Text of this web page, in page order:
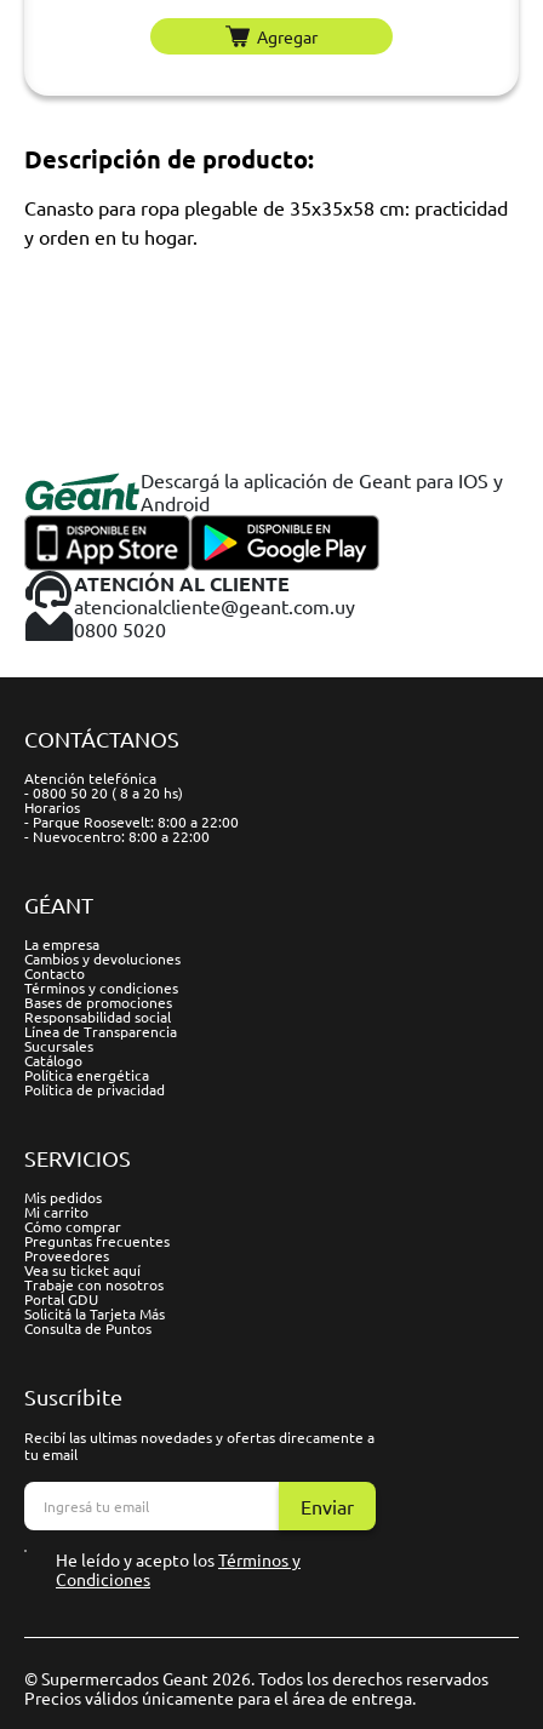
Agregar
Descripción de producto:
Canasto para ropa plegable de 35x35x58 cm: practicidad
y orden en tu hogar.
Descargá la aplicación de Geant para IOS y
Android
ATENCIÓN AL CLIENTE
atencionalcliente@geant.com.uy
0800 5020
CONTÁCTANOS
Atención telefónica
- 0800 50 20 ( 8 a 20 hs)
Horarios
- Parque Roosevelt: 8:00 a 22:00
- Nuevocentro: 8:00 a 22:00
GÉANT
La empresa
Cambios y devoluciones
Contacto
Términos y condiciones
Bases de promociones
Responsabilidad social
Línea de Transparencia
Sucursales
Catálogo
Política energética
Política de privacidad
SERVICIOS
Mis pedidos
Mi carrito
Cómo comprar
Preguntas frecuentes
Proveedores
Vea su ticket aquí
Trabaje con nosotros
Portal GDU
Solicitá la Tarjeta Más
Consulta de Puntos
Suscríbite
Recibí las ultimas novedades y ofertas direcamente a
tu email
Enviar
He leído y acepto losTérminos y
Condiciones
© Supermercados Geant 2026. Todos los derechos reservados
Precios válidos únicamente para el área de entrega.